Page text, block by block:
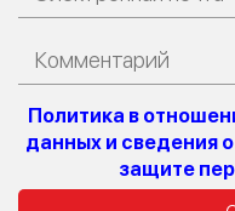
Политика в
данных и сведения
защите